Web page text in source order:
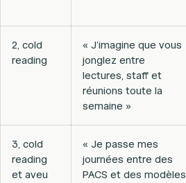
2, cold
reading
« J’imagine que vous
jonglez entre
lectures, staff et
réunions toute la
semaine »
3, cold
reading
et aveu
« Je passe mes
journées entre des
PACS et des modèles